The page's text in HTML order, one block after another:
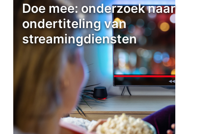
Doe mee: onderzoek naar
ondertiteling van
streamingdiensten